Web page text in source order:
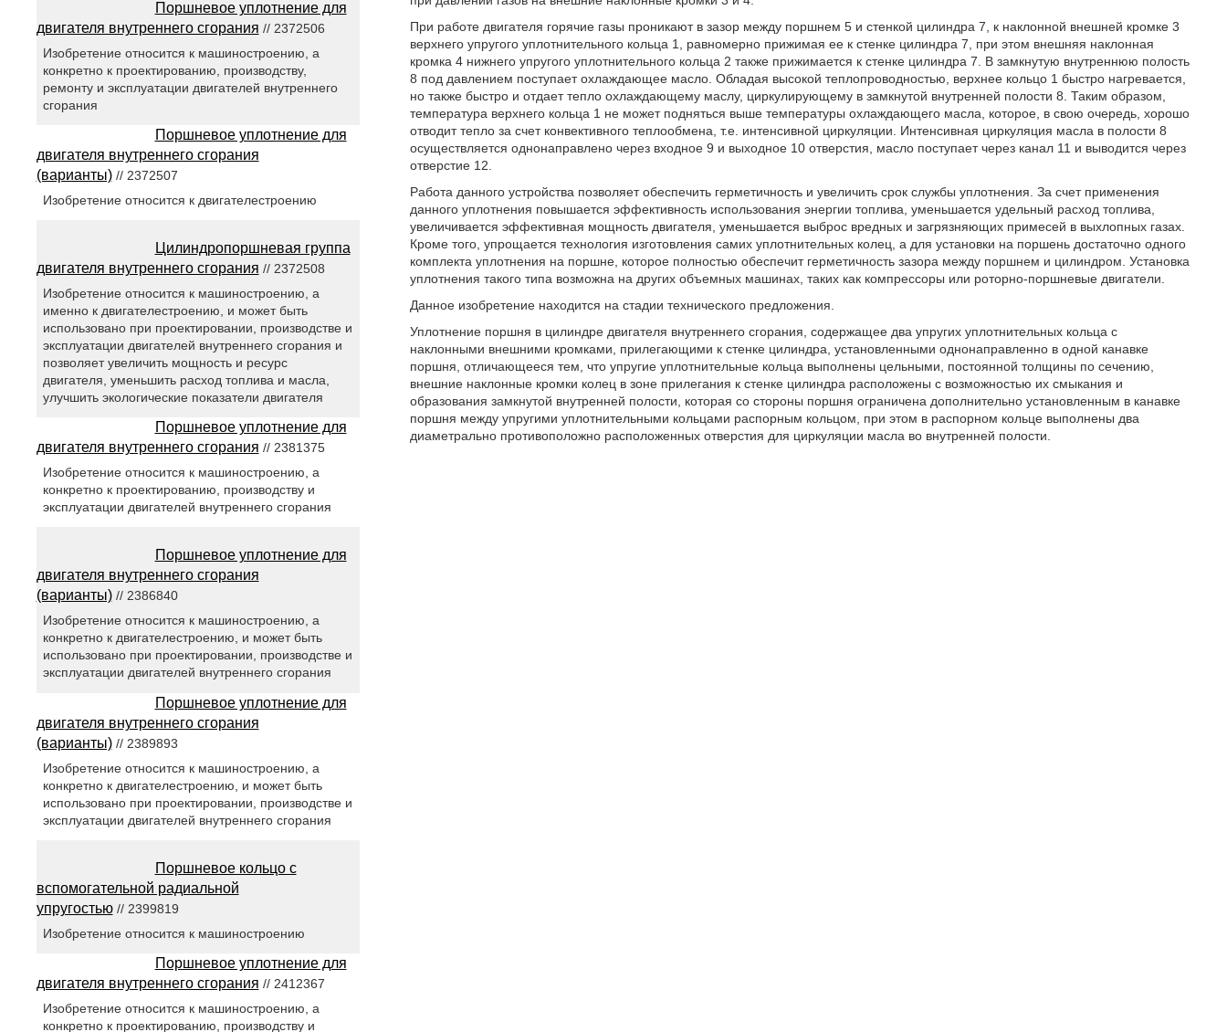
При работе двигателя горячие газы проникают в зазор между поршнем 5 и стенкой цилиндра 7, к наклонной внешней кромке 3
верхнего упругого уплотнительного кольца 1, равномерно прижимая ее к стенке цилиндра 7, при этом внешняя наклонная
кромка 4 нижнего упругого уплотнительного кольца 2 также прижимается к стенке цилиндра 7. В замкнутую внутреннюю полость
8 под давлением поступает охлаждающее масло. Обладая высокой теплопроводностью, верхнее кольцо 1 быстро нагревается,
но также быстро и отдает тепло охлаждающему маслу, циркулирующему в замкнутой внутренней полости 8. Таким образом,
температура верхнего кольца 1 не может подняться выше температуры охлаждающего масла, которое, в свою очередь, хорошо
отводит тепло за счет конвективного теплообмена, т.е. интенсивной циркуляции. Интенсивная циркуляция масла в полости 8
осуществляется однонаправлено через входное 9 и выходное 10 отверстия, масло поступает через канал 11 и выводится через
отверстие 12.
Работа данного устройства позволяет обеспечить герметичность и увеличить срок службы уплотнения. За счет применения
данного уплотнения повышается эффективность использования энергии топлива, уменьшается удельный расход топлива,
увеличивается эффективная мощность двигателя, уменьшается выброс вредных и загрязняющих примесей в выхлопных газах.
Кроме того, упрощается технология изготовления самих уплотнительных колец, а для установки на поршень достаточно одного
комплекта уплотнения на поршне, которое полностью обеспечит герметичность зазора между поршнем и цилиндром. Установка
уплотнения такого типа возможна на других объемных машинах, таких как компрессоры или роторно-поршневые двигатели.
Данное изобретение находится на стадии технического предложения.
Уплотнение поршня в цилиндре двигателя внутреннего сгорания, содержащее два упругих уплотнительных кольца с
наклонными внешними кромками, прилегающими к стенке цилиндра, установленными однонаправленно в одной канавке
поршня, отличающееся тем, что упругие уплотнительные кольца выполнены цельными, постоянной толщины по сечению,
внешние наклонные кромки колец в зоне прилегания к стенке цилиндра расположены с возможностью их смыкания и
образования замкнутой внутренней полости, которая со стороны поршня ограничена дополнительно установленным в канавке
поршня между упругими уплотнительными кольцами распорным кольцом, при этом в распорном кольце выполнены два
диаметрально противоположно расположенных отверстия для циркуляции масла во внутренней полости.
Поршневое уплотнение для
двигателя внутреннего сгорания // 2372506
Изобретение относится к машиностроению, а
конкретно к проектированию, производству,
ремонту и эксплуатации двигателей внутреннего
сгорания
Поршневое уплотнение для
двигателя внутреннего сгорания
(варианты)// 2372507
Изобретение относится к двигателестроению
Цилиндропоршневая группа
двигателя внутреннего сгорания // 2372508
Изобретение относится к машиностроению, а
именно к двигателестроению, и может быть
использовано при проектировании, производстве и
эксплуатации двигателей внутреннего сгорания и
позволяет увеличить мощность и ресурс
двигателя, уменьшить расход топлива и масла,
улучшить экологические показатели двигателя
Поршневое уплотнение для
двигателя внутреннего сгорания // 2381375
Изобретение относится к машиностроению, а
конкретно к проектированию, производству и
эксплуатации двигателей внутреннего сгорания
Поршневое уплотнение для
двигателя внутреннего сгорания
(варианты)// 2386840
Изобретение относится к машиностроению, а
конкретно к двигателестроению, и может быть
использовано при проектировании, производстве и
эксплуатации двигателей внутреннего сгорания
Поршневое уплотнение для
двигателя внутреннего сгорания
(варианты)// 2389893
Изобретение относится к машиностроению, а
конкретно к двигателестроению, и может быть
использовано при проектировании, производстве и
эксплуатации двигателей внутреннего сгорания
Поршневое кольцо с
вспомогательной радиальной
упругостью// 2399819
Изобретение относится к машиностроению
Поршневое уплотнение для
двигателя внутреннего сгорания // 2412367
Изобретение относится к машиностроению, а
конкретно к проектированию, производству и